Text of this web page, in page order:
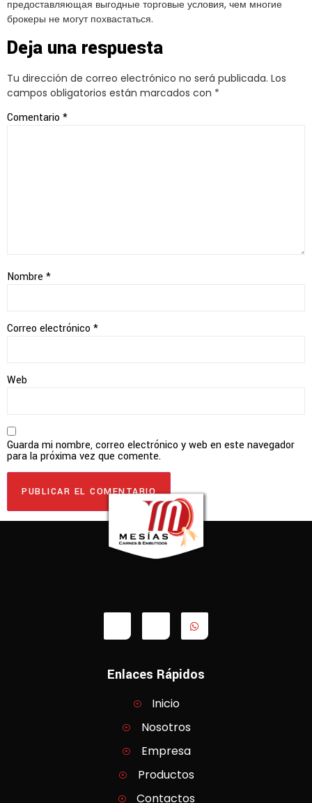
предоставляющая выгодные торговые условия, чем многие
брокеры не могут похвастаться.
Deja una respuesta
Tu dirección de correo electrónico no será publicada. Los
campos obligatorios están marcados con *
Comentario *
Nombre *
Correo electrónico *
Web
Guarda mi nombre, correo electrónico y web en este navegador
para la próxima vez que comente.
Enlaces Rápidos
Inicio
Nosotros
Empresa
Productos
Contactos